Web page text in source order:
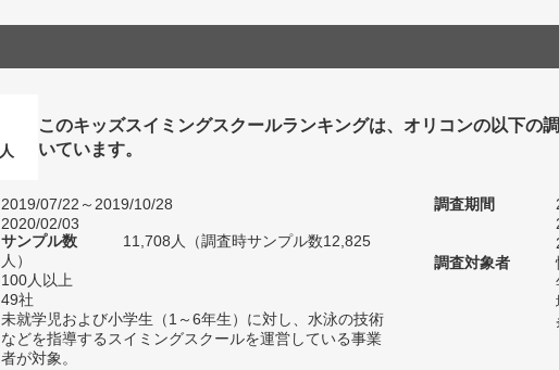
人
このキッズスイミングスクールランキングは、オリコンの以下の
いています。
2019/07/22～2019/10/28
2020/02/03
サンプル数
11,708人（調査時サンプル数12,825
人）
100人以上
49社
未就学児および小学生（1～6年生）に対し、水泳の技術
などを指導するスイミングスクールを運営している事業
者が対象。
調査期間
調査対象者